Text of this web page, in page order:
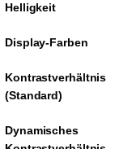
Helligkeit
Display-Farben
Kontrastverhältnis
(Standard)
Dynamisches